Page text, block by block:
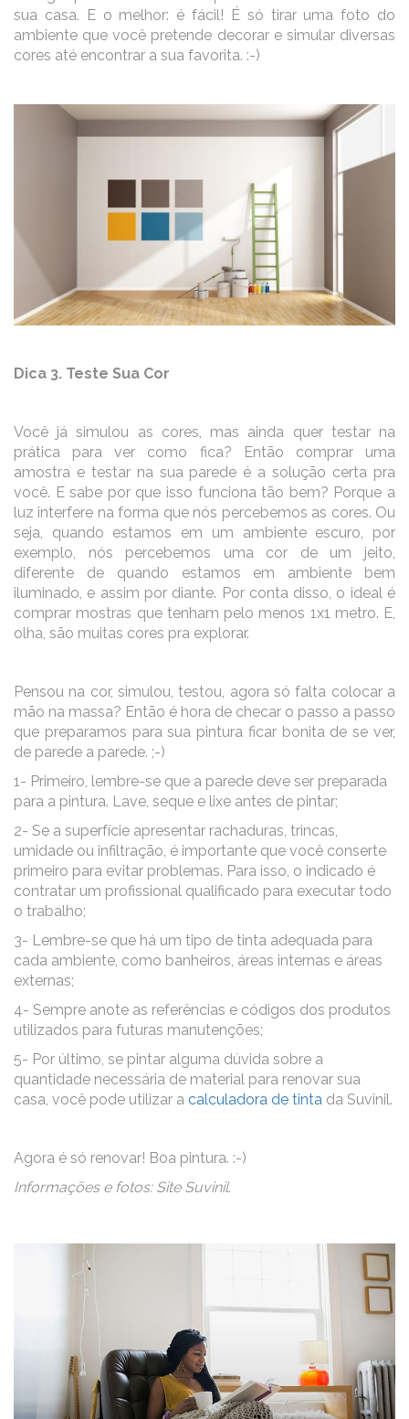
sua casa. E o melhor: é fácil! É só tirar uma foto do
ambiente que você pretende decorar e simular diversas
cores até encontrar a sua favorita. :-)
Dica 3. Teste Sua Cor
Você já simulou as cores, mas ainda quer testar na
prática para ver como fica? Então comprar uma
amostra e testar na sua parede é a solução certa pra
você. E sabe por que isso funciona tão bem? Porque a
luz interfere na forma que nós percebemos as cores. Ou
seja, quando estamos em um ambiente escuro, por
exemplo, nós percebemos uma cor de um jeito,
diferente de quando estamos em ambiente bem
iluminado, e assim por diante. Por conta disso, o ideal é
comprar mostras que tenham pelo menos 1x1 metro. E,
olha, são muitas cores pra explorar.
Pensou na cor, simulou, testou, agora só falta colocar a
mão na massa? Então é hora de checar o passo a passo
que preparamos para sua pintura ficar bonita de se ver,
de parede a parede. ;-)
1- Primeiro, lembre-se que a parede deve ser preparada
para a pintura. Lave, seque e lixe antes de pintar;
2- Se a superfície apresentar rachaduras, trincas,
umidade ou infiltração, é importante que você conserte
primeiro para evitar problemas. Para isso, o indicado é
contratar um profissional qualificado para executar todo
o trabalho;
3- Lembre-se que há um tipo de tinta adequada para
cada ambiente, como banheiros, áreas internas e áreas
externas;
4- Sempre anote as referências e códigos dos produtos
utilizados para futuras manutenções;
5- Por último, se pintar alguma dúvida sobre a
quantidade necessária de material para renovar sua
casa, você pode utilizar a calculadora de tinta da Suvinil.
Agora é só renovar! Boa pintura. :-)
Informações e fotos: Site Suvinil.